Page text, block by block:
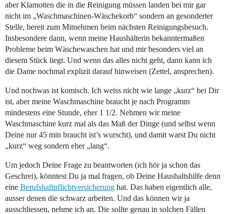
aber Klamotten die in die Reinigung müssen landen bei mir gar
nicht im „Waschmaschinen-Wäschekorb“ sondern an gesonderter
Stelle, bereit zum Mitnehmen beim nächsten Reinigungsbesuch.
Insbesondere dann, wenn meine Haushälterin bekanntermaßen
Probleme beim Wäschewaschen hat und mir besonders viel an
diesem Stück liegt. Und wenn das alles nicht geht, dann kann ich
die Dame nochmal explizit darauf hinweisen (Zettel, ansprechen).
Und nochwas ist komisch. Ich weiss nicht wie lange „kurz“ bei Dir
ist, aber meine Waschmaschine braucht je nach Programm
mindestens eine Stunde, eher 1 1/2. Nehmen wir meine
Waschmaschine kurz mal als das Maß der Dinge (und selbst wenn
Deine nur 45 min braucht ist’s wurscht), und damit warst Du nicht
„kurz“ weg sondern eher „lang“.
Um jedoch Deine Frage zu beantworten (ich hör ja schon das
Geschrei), könntest Du ja mal fragen, ob Deine Haushaltshilfe denn
eine Berufshaftpflichtversicherung hat. Das haben eigentlich alle,
ausser denen die schwarz arbeiten. Und das können wir ja
ausschliessen, nehme ich an. Die sollte genau in solchen Fällen